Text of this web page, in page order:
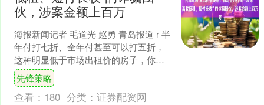
伙，涉案金额上百万
海报新闻记者 毛道光 赵勇 青岛报道 r 半
年付打七折、全年付甚至可以打五折，
这种明显低于市场出租价的房子，你以
为是捡到了大便宜，可没准是掉进了人
家挖好的“坑”....
先锋策略
查看： 180 分类： 证券配资网